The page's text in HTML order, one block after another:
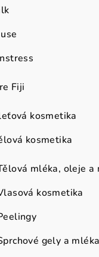
Fiji
kosmetika
kosmetika
mléka, oleje a
kosmetika
gely a mléka